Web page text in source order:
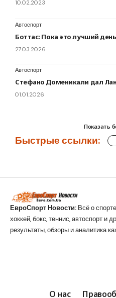
10.02.2023
Автоспорт
Боттас: Пока это лучший день
27.03.2026
Автоспорт
Стефано Доменикали дал
01.01.2026
Показать
Быстрые ссылки:
ЕвроСпорт Новости: Всё о
хоккей, бокс, теннис, автоспорт и
результаты, обзоры и аналитика
О нас